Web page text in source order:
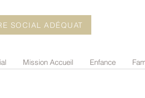
SOCIAL ADÉQUAT
Mission Accueil Enfance